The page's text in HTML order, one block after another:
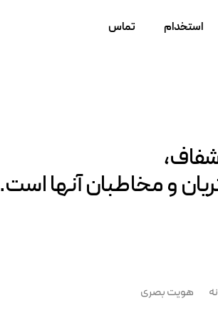
استخدام تماس
و مخاطبان آنها است.
هویت بصری